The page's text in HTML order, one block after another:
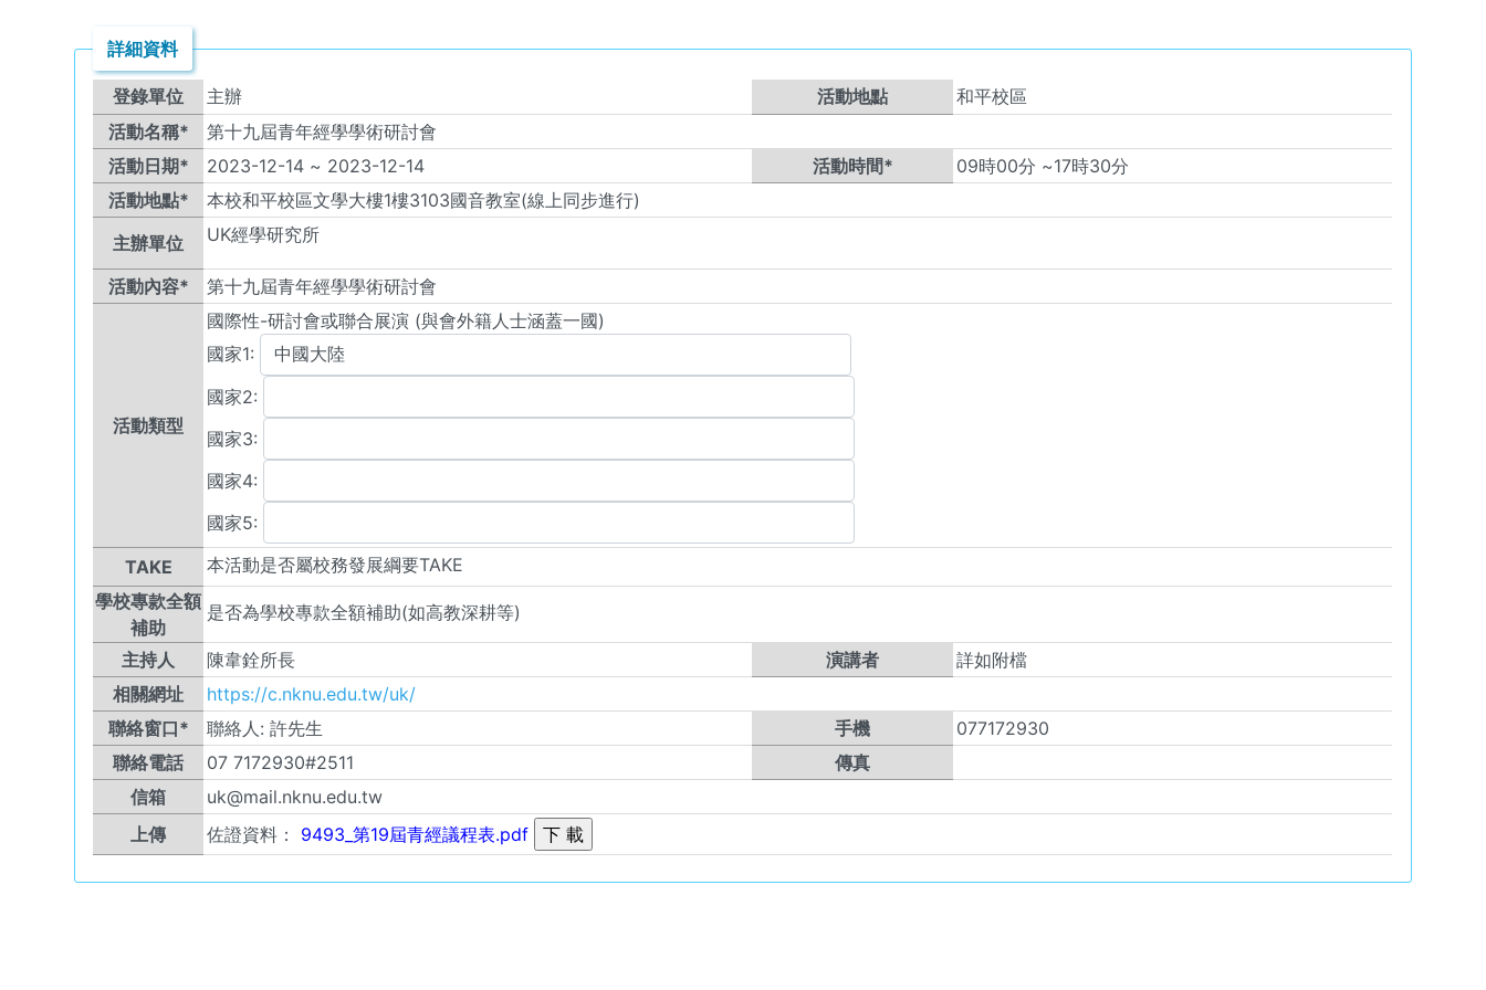
詳細資料
登錄單位 主辦 活動地點
和平校區
活動名稱*
第十九屆青年經學學術研討會
活動日期*
2023-12-14 ~ 2023-12-14 活動時間* 09時00 分 ~17時30分
活動地點*
本校和平校區文學大樓1樓3103國音教室(線上同步進行)
主辦單位
UK經學研究所
活動內容* 第十九屆青年經學學術研討會
活動類型
國際性-研討會或聯合展演 (與會外籍人士涵蓋一國)
國家1:
國家2:
國家3:
國家4:
國家5:
TAKE
本活動是否屬校務發展綱要TAKE
學校專款全額
補助
是否為學校專款全額補助(如高教深耕等)
主持人 陳韋銓所長 演講者
詳如附檔
相關網址
https://c.nknu.edu.tw/uk/
聯絡窗口*
聯絡人:許先生 手機
077172930
聯絡電話
07 7172930#2511
傳真
信箱
uk@mail.nknu.edu.tw
上傳
佐證資料： 9493_第19屆青經議程表.pdf